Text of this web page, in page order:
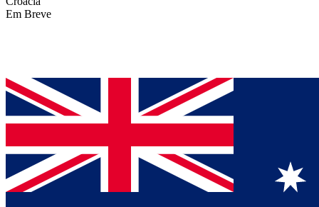
Em Breve